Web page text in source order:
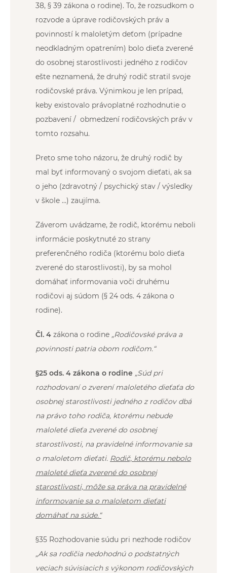
38, § 39 zákona o rodine). To, že rozsudkom o
rozvode a úprave rodičovských práv a
povinností k maloletým deťom (prípadne
neodkladným opatrením) bolo dieťa zverené
do osobnej starostlivosti jedného z rodičov
ešte neznamená, že druhý rodič stratil svoje
rodičovské práva. Výnimkou je len prípad,
keby existovalo právoplatné rozhodnutie o
pozbavení / obmedzení rodičovských práv v
tomto rozsahu.
Preto sme toho názoru, že druhý rodič by
mal byť informovaný o svojom dieťati, ak sa
o jeho (zdravotný / psychický stav / výsledky
v škole …) zaujíma.
Záverom uvádzame, že rodič, ktorému neboli
informácie poskytnuté zo strany
preferenčného rodiča (ktorému bolo dieťa
zverené do starostlivosti), by sa mohol
domáhať informovania voči druhému
rodičovi aj súdom (§ 24 ods. 4 zákona o
rodine).
Čl. 4 zákona o rodine „Rodičovské práva a
povinnosti patria obom rodičom.“
§25 ods. 4 zákona o rodine „Súd pri
rozhodovaní o zverení maloletého dieťaťa do
osobnej starostlivosti jedného z rodičov dbá
na právo toho rodiča, ktorému nebude
maloleté dieťa zverené do osobnej
starostlivosti, na pravidelné informovanie sa
o maloletom dieťati. Rodič, ktorému nebolo
maloleté dieťa zverené do osobnej
starostlivosti, môže sa práva na pravidelné
informovanie sa o maloletom dieťati
domáhať na súde.“
§35 Rozhodovanie súdu pri nezhode rodičov
„Ak sa rodičia nedohodnú o podstatných
veciach súvisiacich s výkonom rodičovských